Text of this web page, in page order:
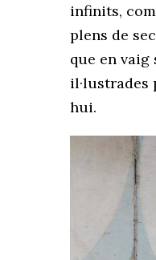
infinits,
plens de
que en vaig
il·lustrades
hui.